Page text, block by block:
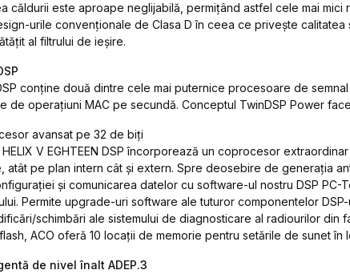
căldurii este aproape neglijabilă, permițând astfel cele mai
urile convenționale de Clasa D în ceea ce privește
al filtrului de ieșire.
conține două dintre cele mai puternice procesoare de
de operațiuni MAC pe secundă. Conceptul TwinDSP Power
avansat pe 32 de biți
V EGHTEEN DSP încorporează un coprocesor
atât pe plan intern cât și extern. Spre deosebire de generația
și comunicarea datelor cu software-ul nostru DSP
Permite upgrade-uri software ale tuturor componentelor
schimbări ale sistemului de diagnosticare al radiourilor
ACO oferă 10 locații de memorie pentru setările de sunet
de nivel înalt ADEP.3